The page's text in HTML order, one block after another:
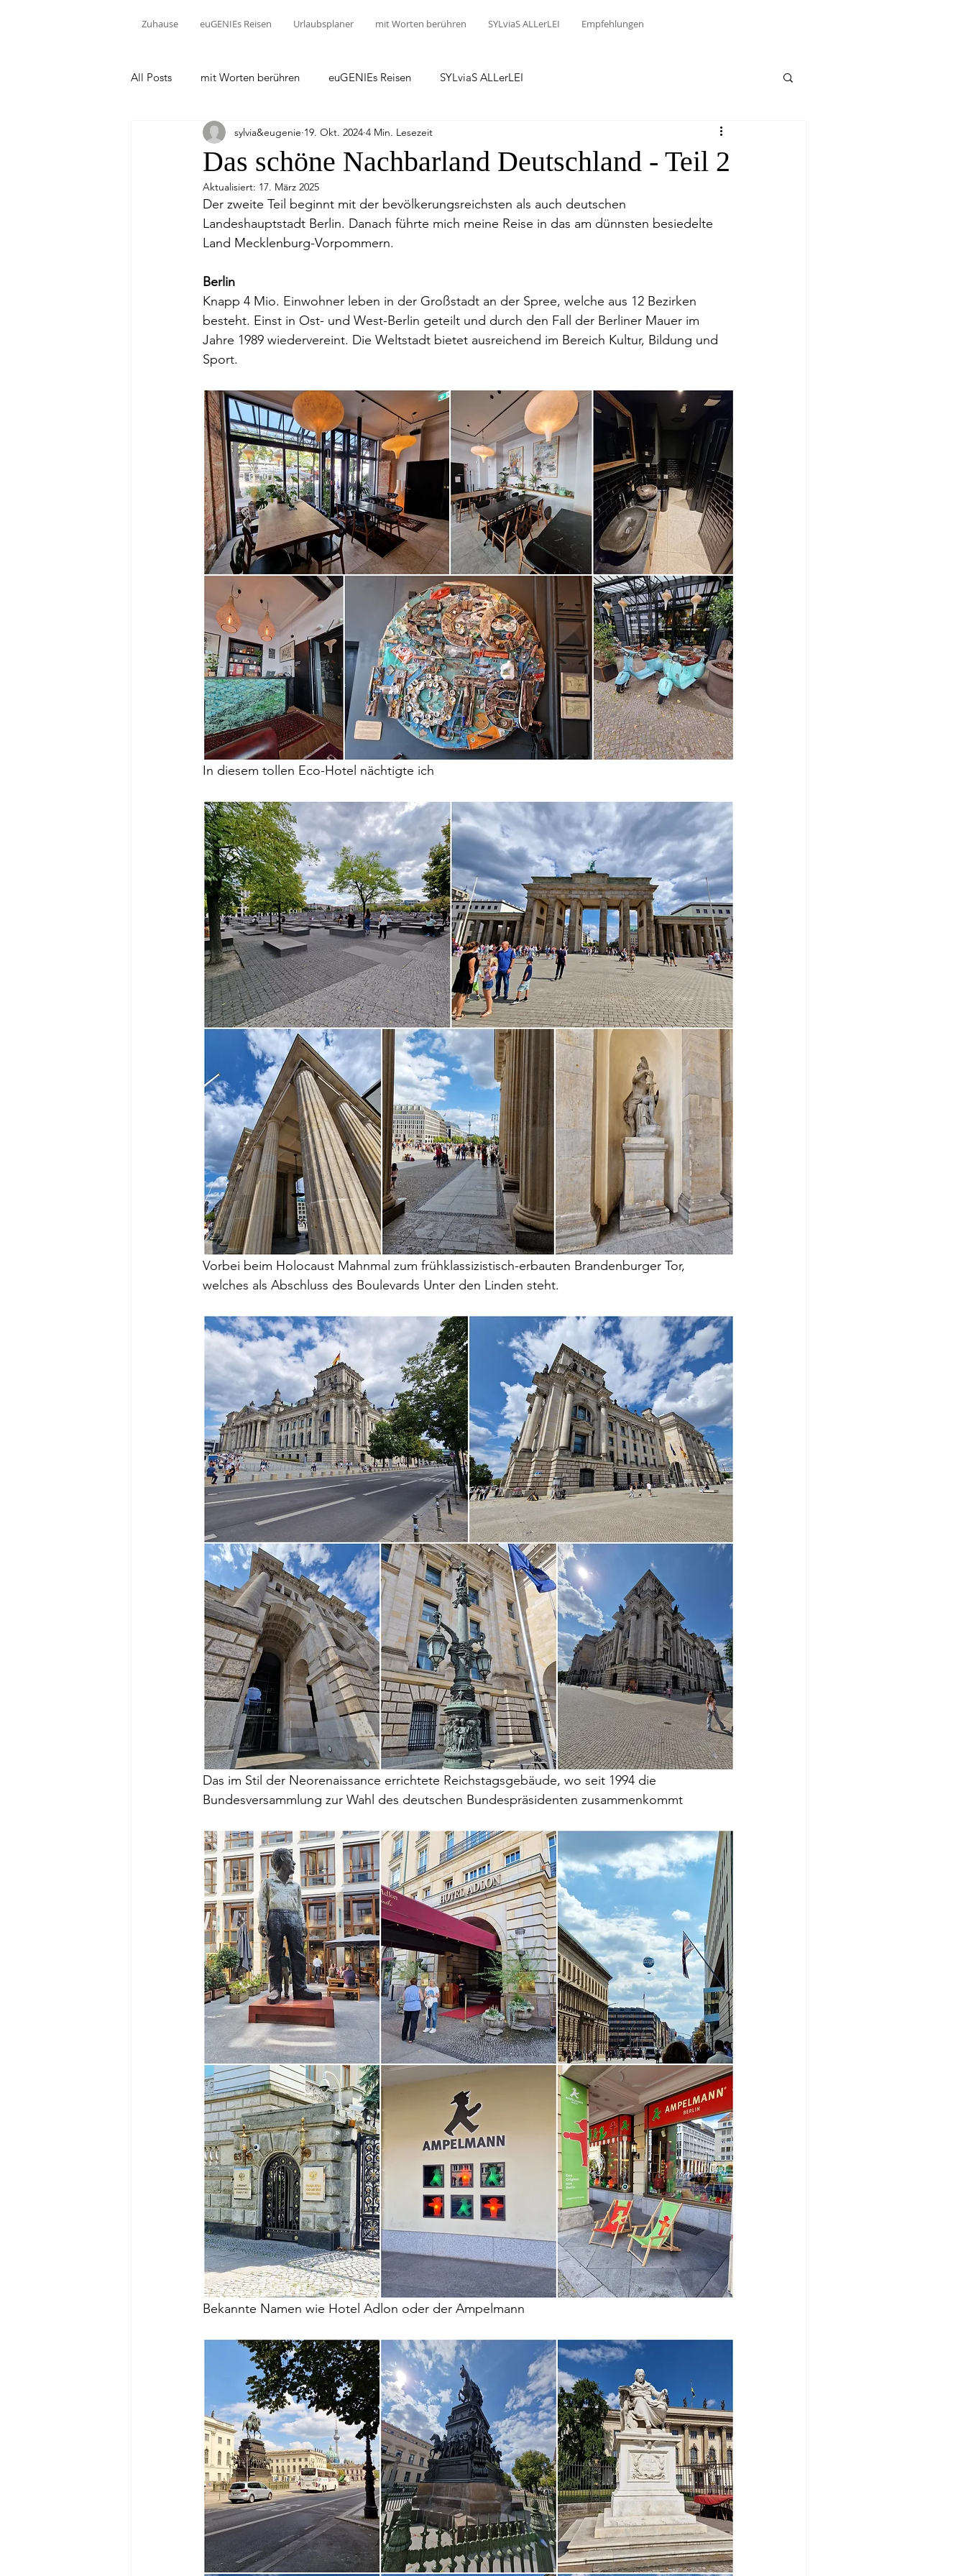
Zuhause euGENIEs Reisen Urlaubsplaner mit Worten berühren SYLviaS ALLerLEI Empfehlungen
All Posts mit Worten berühren euGENIEs Reisen SYLviaS ALLerLEI
Das schöne Nachbarland Deutschland - Teil 2
sylvia&eugenie 19. Okt. 2024 4 Min. Lesezeit
Aktualisiert: 17. März 2025
Der zweite Teil beginnt mit der bevölkerungsreichsten als auch deutschen
Landeshauptstadt Berlin. Danach führte mich meine Reise in das am dünnsten besiedelte
Land Mecklenburg-Vorpommern.
Berlin
Knapp 4 Mio. Einwohner leben in der Großstadt an der Spree, welche aus 12 Bezirken
besteht. Einst in Ost- und West-Berlin geteilt und durch den Fall der Berliner Mauer im
Jahre 1989 wiedervereint. Die Weltstadt bietet ausreichend im Bereich Kultur, Bildung und
Sport.
In diesem tollen Eco-Hotel nächtigte ich
Vorbei beim Holocaust Mahnmal zum frühklassizistisch-erbauten Brandenburger Tor,
welches als Abschluss des Boulevards Unter den Linden steht.
Das im Stil der Neorenaissance errichtete Reichstagsgebäude, wo seit 1994 die
Bundesversammlung zur Wahl des deutschen Bundespräsidenten zusammenkommt
Bekannte Namen wie Hotel Adlon oder der Ampelmann